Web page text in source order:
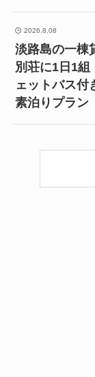
2026.8.08
淡路島の一棟
別荘に1日1
ェットバス
素泊りプラン